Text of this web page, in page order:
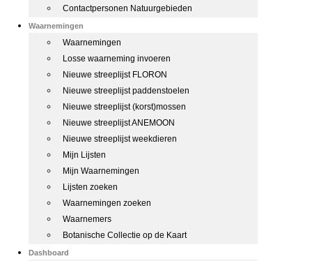
Contactpersonen Natuurgebieden
Waarnemingen
Waarnemingen
Losse waarneming invoeren
Nieuwe streeplijst FLORON
Nieuwe streeplijst paddenstoelen
Nieuwe streeplijst (korst)mossen
Nieuwe streeplijst ANEMOON
Nieuwe streeplijst weekdieren
Mijn Lijsten
Mijn Waarnemingen
Lijsten zoeken
Waarnemingen zoeken
Waarnemers
Botanische Collectie op de Kaart
Dashboard